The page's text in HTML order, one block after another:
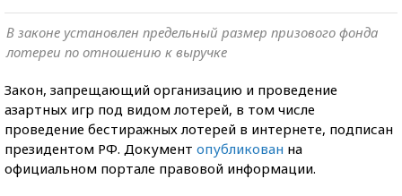
В законе установлен предельный размер призового фонда
лотереи по отношению к выручке
Закон, запрещающий организацию и проведение
азартных игр под видом лотерей, в том числе
проведение бестиражных лотерей в интернете, подписан
президентом РФ. Документ опубликован на
официальном портале правовой информации.